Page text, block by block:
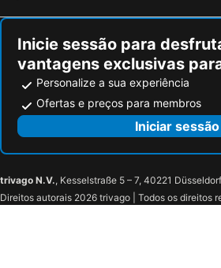
Inicie sessão para
vantagens exclusivas
Personalize a sua experiência
Ofertas e preços para membros
Iniciar sessão
trivago N.V., Kesselstraße 5 – 7, 40221
Direitos autorais 2026 trivago | Todos os direitos